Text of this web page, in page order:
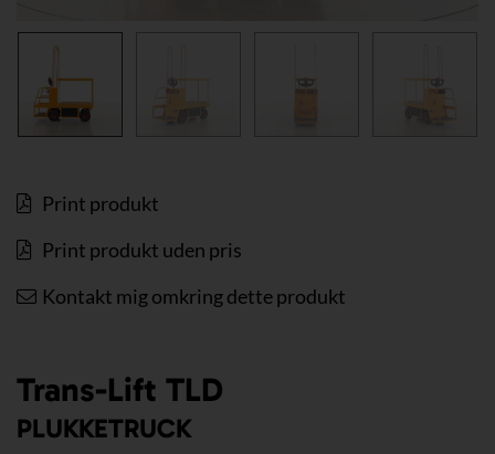
Print produkt
Print produkt uden pris
Kontakt mig omkring dette produkt
Trans-Lift TLD
PLUKKETRUCK